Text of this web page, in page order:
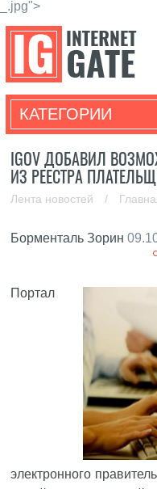
_.jpg">
КАТЕГОРИИ
IGOV ДОБАВИЛ
ИЗ РЕЕСТРА
Лента новостей
/
Борменталь Зорин
Портал
электронного